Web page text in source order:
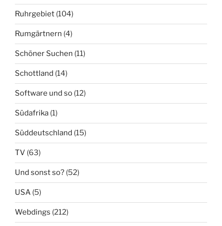
Ruhrgebiet (104)
Rumgärtnern (4)
Schöner Suchen (11)
Schottland (14)
Software und so (12)
Südafrika (1)
Süddeutschland (15)
TV (63)
Und sonst so? (52)
USA (5)
Webdings (212)